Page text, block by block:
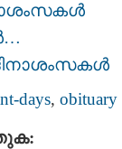
days, obituary